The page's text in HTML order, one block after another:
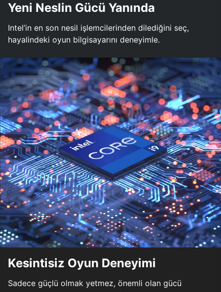
Yeni Neslin Gücü Yanında
Intel’in en son nesil işlemcilerinden dilediğini seç,
hayalindeki oyun bilgisayarını deneyimle.
Kesintisiz Oyun Deneyimi
Sadece güçlü olmak yetmez, önemli olan gücü